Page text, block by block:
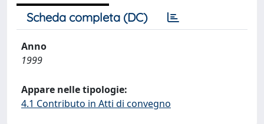
Scheda completa (DC)
Anno
1999
Appare nelle tipologie:
4.1 Contributo in Atti di convegno